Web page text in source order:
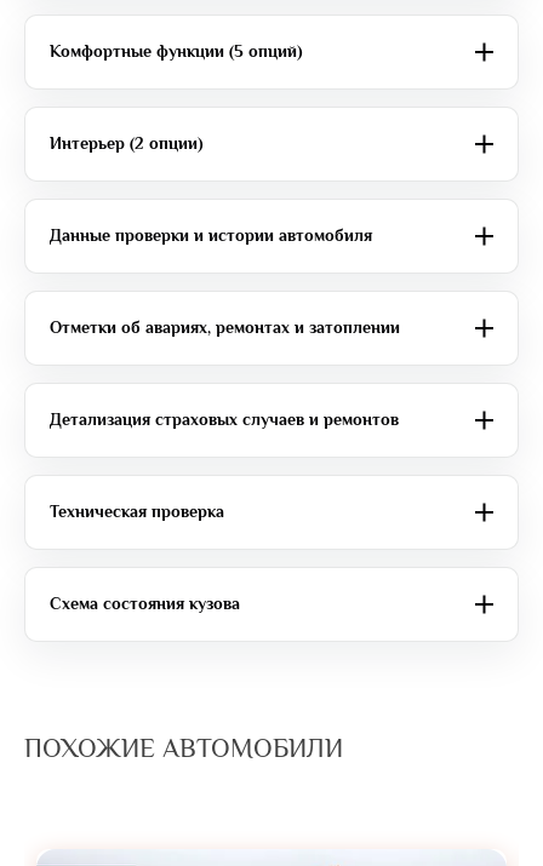
Комфортные функции (5 опций)
Интерьер (2 опции)
Данные проверки и истории автомобиля
Отметки об авариях, ремонтах и затоплении
Детализация страховых случаев и ремонтов
Техническая проверка
Схема состояния кузова
ПОХОЖИЕ АВТОМОБИЛИ